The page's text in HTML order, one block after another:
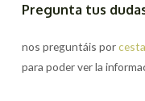
Pregunta tus
nos preguntáis por
para poder ver la